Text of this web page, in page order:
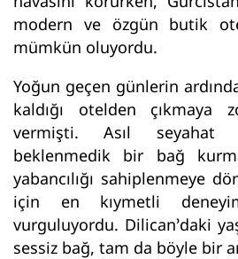
modern ve özgün butik
mümkün oluyordu.
Yoğun geçen günlerin
kaldığı otelden
vermişti. Asıl seyahat
beklenmedik bir bağ
yabancılığı sahiplenmeye
için en kıymetli
vurguluyordu. Dilican’daki
sessiz bağ, tam da böyle bir